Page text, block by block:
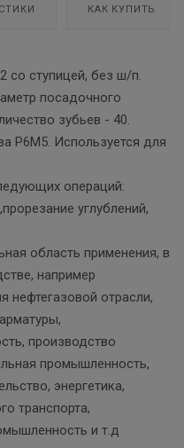
КАК КУПИТЬ
со ступицей, без ш/п.
посадочного
зубьев - 40.
Р6М5. Используется для
операций:
углублений,
область применения, в
например
нефтегазовой отрасли,
производство
промышленность,
энергетика,
транспорта,
и т.д